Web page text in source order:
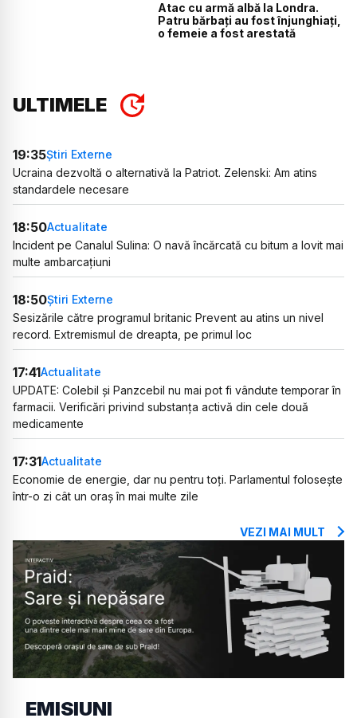
Atac cu armă albă la Londra.
Patru bărbați au fost înjunghiați,
o femeie a fost arestată
ULTIMELE
19:35Știri Externe
Ucraina dezvoltă o alternativă la Patriot. Zelenski: Am atins
standardele necesare
18:50Actualitate
Incident pe Canalul Sulina: O navă încărcată cu bitum a lovit mai
multe ambarcațiuni
18:50Știri Externe
Sesizările către programul britanic Prevent au atins un nivel
record. Extremismul de dreapta, pe primul loc
17:41Actualitate
UPDATE: Colebil și Panzcebil nu mai pot fi vândute temporar în
farmacii. Verificări privind substanța activă din cele două
medicamente
17:31Actualitate
Economie de energie, dar nu pentru toți. Parlamentul folosește
într-o zi cât un oraș în mai multe zile
VEZI MAI MULT
EMISIUNI